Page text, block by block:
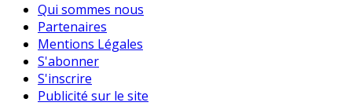
Qui sommes nous
Partenaires
Mentions Légales
S'abonner
S'inscrire
Publicité sur le site